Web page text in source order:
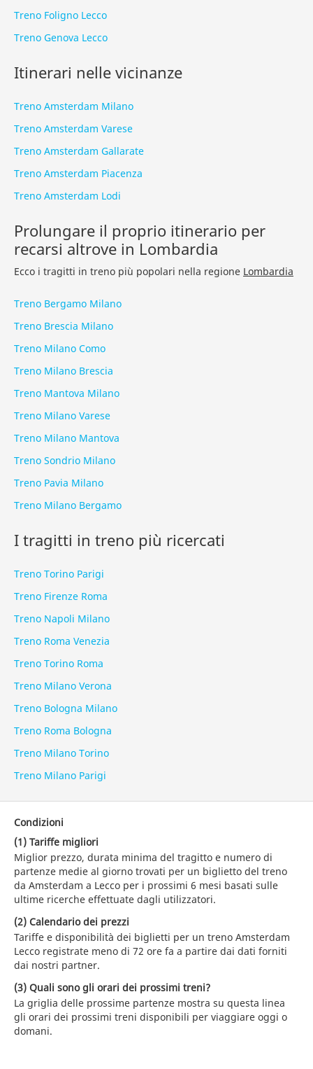
Treno Foligno Lecco
Treno Genova Lecco
Itinerari nelle vicinanze
Treno Amsterdam Milano
Treno Amsterdam Varese
Treno Amsterdam Gallarate
Treno Amsterdam Piacenza
Treno Amsterdam Lodi
Prolungare il proprio itinerario per
recarsi altrove in Lombardia
Ecco i tragitti in treno più popolari nella regione Lombardia
Treno Bergamo Milano
Treno Brescia Milano
Treno Milano Como
Treno Milano Brescia
Treno Mantova Milano
Treno Milano Varese
Treno Milano Mantova
Treno Sondrio Milano
Treno Pavia Milano
Treno Milano Bergamo
I tragitti in treno più ricercati
Treno Torino Parigi
Treno Firenze Roma
Treno Napoli Milano
Treno Roma Venezia
Treno Torino Roma
Treno Milano Verona
Treno Bologna Milano
Treno Roma Bologna
Treno Milano Torino
Treno Milano Parigi
Condizioni
(1) Tariffe migliori
Miglior prezzo, durata minima del tragitto e numero di
partenze medie al giorno trovati per un biglietto del treno
da Amsterdam a Lecco per i prossimi 6 mesi basati sulle
ultime ricerche effettuate dagli utilizzatori.
(2) Calendario dei prezzi
Tariffe e disponibilità dei biglietti per un treno Amsterdam
Lecco registrate meno di 72 ore fa a partire dai dati forniti
dai nostri partner.
(3) Quali sono gli orari dei prossimi treni?
La griglia delle prossime partenze mostra su questa linea
gli orari dei prossimi treni disponibili per viaggiare oggi o
domani.